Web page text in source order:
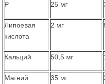
P 25 мг
Липоевая
кислота
2 мг
Кальций 50,5 мг
Магний 35 мг